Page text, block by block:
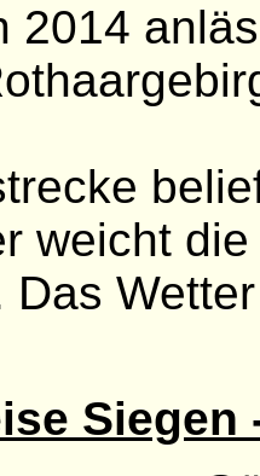
2014
weicht
Das